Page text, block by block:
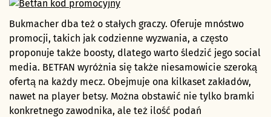
Bukmacher dba też o stałych graczy. Oferuje mnóstwo
promocji, takich jak codzienne wyzwania, a często
proponuje także boosty, dlatego warto śledzić jego social
media. BETFAN wyróżnia się także niesamowicie szeroką
ofertą na każdy mecz. Obejmuje ona kilkaset zakładów,
nawet na player betsy. Można obstawić nie tylko bramki
konkretnego zawodnika, ale też ilość podań